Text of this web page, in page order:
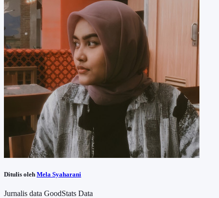
Ditulis oleh Mela Syaharani
Jurnalis data GoodStats Data